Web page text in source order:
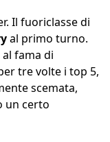
Il fuoriclasse di
al primo turno.
fama di
tre volte i top 5,
scemata,
un certo